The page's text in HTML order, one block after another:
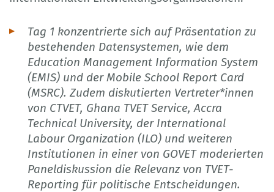
Tag 1 konzentrierte sich auf Präsentation zu
bestehenden Datensystemen, wie dem
Education Management Information System
(EMIS) und der Mobile School Report Card
(MSRC). Zudem diskutierten Vertreter*innen
von CTVET, Ghana TVET Service, Accra
Technical University, der International
Labour Organization (ILO) und weiteren
Institutionen in einer von GOVET moderierten
Paneldiskussion die Relevanz von TVET-
Reporting für politische Entscheidungen.